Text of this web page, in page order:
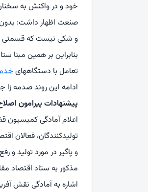
خود و در واکنش به
صنعت اظهار داشت: بدون
و شکی نیست که قسمتی
بنابراین بر همین مبنا
تعامل با دستگاههای
ادامه این روند صدمه زا
پیشنهادات پیرامون
اعلام آمادگی کمیسیون
تولیدکنندگان، فعالان
و پاگیر در مورد تولید
مذکور به ستاد اقتصاد
اشاره به آمادگی نقش